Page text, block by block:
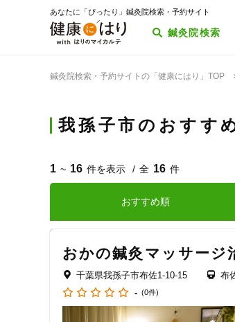
あなたに「ぴったり」鍼灸院検索・予約サイト
鍼灸院検索
鍼灸院検索・予約サイトの「健康にはり」TOP
我孫子市のおすす
1 ~ 16 件を表示 全 16 件
おすすめ順
おかの鍼灸マッサージ
千葉県我孫子市布佐1-10-15 布
- (0件)